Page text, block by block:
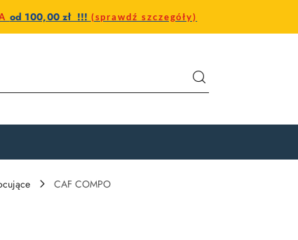
od 100,00 zł !!! (sprawdź szczegóły)
CAF COMPO